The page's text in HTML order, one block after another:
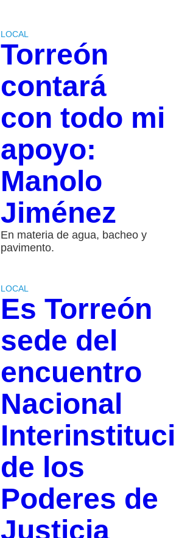
LOCAL
Torreón
contará
con todo mi
apoyo:
Manolo
Jiménez
En materia de agua, bacheo y
pavimento.
LOCAL
Es Torreón
sede del
encuentro
Nacional
de los
Poderes de
Justicia